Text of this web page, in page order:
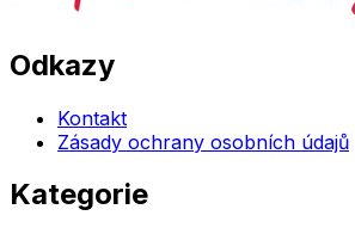
Odkazy
Kontakt
Zásady ochrany osobních údajů
Kategorie